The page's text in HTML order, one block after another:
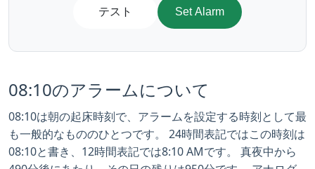
テスト Set Alarm
08:10のアラームについて
08:10は朝の起床時刻で、アラームを設定する時刻として最
も一般的なもののひとつです。 24時間表記ではこの時刻は
08:10と書き、12時間表記では8:10 AMです。 真夜中から